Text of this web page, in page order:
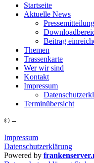
Start­sei­te
Aktu­el­le News
Bei­trag
The­men
Tras­sen­kar­te
Wer wir sind
Kon­takt
Impres­sum
Ter­min­über­sicht
© –
Impressum
Datenschutzerklärung
Powered by